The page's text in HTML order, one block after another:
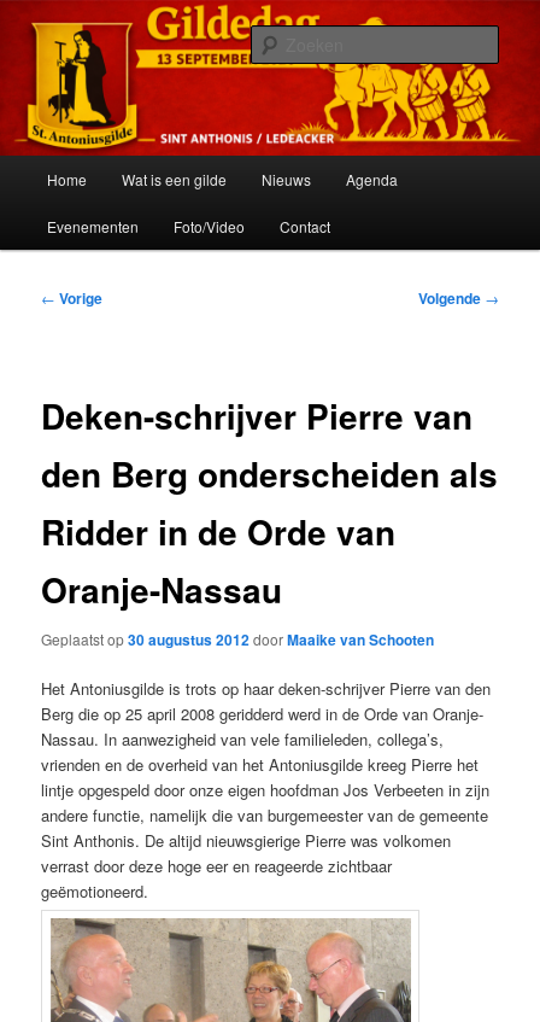
inhoudSt. Antoniusgilde
Het schuttersgilde van St. Anthonis
Home Wat is een gilde Nieuws Agenda
Evenementen Foto/Video Contact
Bericht
← Vorige Volgende →
Deken-schrijver Pierre van
den Berg onderscheiden als
Ridder in de Orde van
Oranje-Nassau
Geplaatst op30 augustus 2012doorMaaike van Schooten
Het Antoniusgilde is trots op haar deken-schrijver Pierre van den
Berg die op 25 april 2008 geridderd werd in de Orde van Oranje-
Nassau. In aanwezigheid van vele familieleden, collega’s,
vrienden en de overheid van het Antoniusgilde kreeg Pierre het
lintje opgespeld door onze eigen hoofdman Jos Verbeeten in zijn
andere functie, namelijk die van burgemeester van de gemeente
Sint Anthonis. De altijd nieuwsgierige Pierre was volkomen
verrast door deze hoge eer en reageerde zichtbaar
geëmotioneerd.